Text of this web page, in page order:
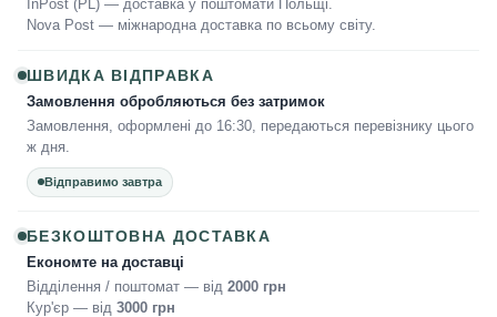
InPost (PL) — доставка у поштомати Польщі.
Nova Post — міжнародна доставка по всьому світу.
ШВИДКА ВІДПРАВКА
Замовлення обробляються без затримок
Замовлення, оформлені до 16:30, передаються перевізнику цього
ж дня.
Відправимо завтра
БЕЗКОШТОВНА ДОСТАВКА
Економте на доставці
Відділення / поштомат — від 2000 грн
Кур'єр — від 3000 грн